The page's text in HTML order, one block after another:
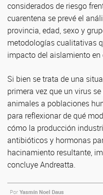
considerados de riesgo
cuarentena se prevé el
provincia, edad, sexo y
metodologías cualitativas
impacto del aislamiento
Si bien se trata de una
primera vez que un virus
animales a poblaciones
para reflexionar de qué
cómo la producción
antibióticos y hormonas
hacinamiento resultante,
concluye Andreatta.
Por Yasmín Noel Daus